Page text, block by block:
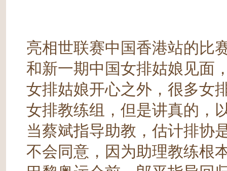
亮相世联赛中国香港站的比
和新一期中国女排姑娘见面
女排姑娘开心之外，很多女
女排教练组，但是讲真的，
当蔡斌指导助教，估计排协
不会同意，因为助理教练根